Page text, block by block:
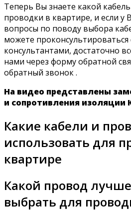
Теперь Вы знаете какой
проводки в квартире, и если у
вопросы по поводу выбора
можете
консультантами, достаточно
нами через форму обратной
обратный звонок .
На видео представлены
и сопротивления изоляции
Какие кабели и
использовать для
квартире
Какой провод лучше
выбрать для